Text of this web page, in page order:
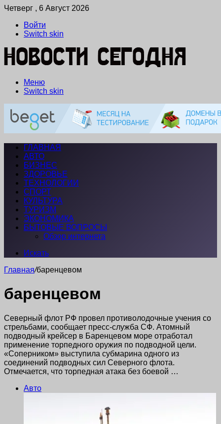
Четверг , 6 Август 2026
Войти
Switch skin
Меню
Switch skin
ГЛАВНАЯ
АВТО
БИЗНЕС
ЗДОРОВЬЕ
ТЕХНОЛОГИИ
СПОРТ
КУЛЬТУРА
ТУРИЗМ
ЭКОНОМИКА
БЫТОВЫЕ ВОПРОСЫ
Обзор интернета
Искать
Главная/баренцевом
баренцевом
Северный флот РФ провел противолодочные учения со
стрельбами, сообщает пресс-служба СФ. Атомный
подводный крейсер в Баренцевом море отработал
применение торпедного оружия по подводной цели.
«Соперником» выступила субмарина одного из
соединений подводных сил Северного флота.
Отмечается, что торпедная атака без боевой …
Авто